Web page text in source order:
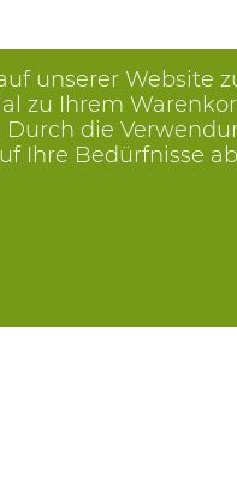
unserer Website
Ihrem
die
Ihre Bedürfnisse